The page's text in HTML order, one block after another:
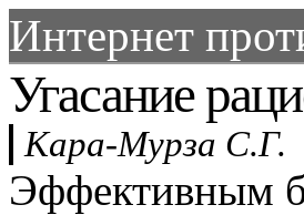
Интернет
Угасание
Кара-Мурза С.Г.
Эффективным